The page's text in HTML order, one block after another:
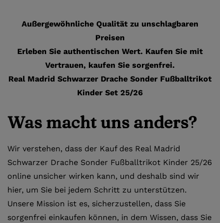
Außergewöhnliche Qualität zu unschlagbaren
Preisen
Erleben Sie authentischen Wert. Kaufen Sie mit
Vertrauen, kaufen Sie sorgenfrei.
Real Madrid Schwarzer Drache Sonder Fußballtrikot
Kinder Set 25/26
Was macht uns anders?
Wir verstehen, dass der Kauf des Real Madrid
Schwarzer Drache Sonder Fußballtrikot Kinder 25/26
online unsicher wirken kann, und deshalb sind wir
hier, um Sie bei jedem Schritt zu unterstützen.
Unsere Mission ist es, sicherzustellen, dass Sie
sorgenfrei einkaufen können, in dem Wissen, dass Sie